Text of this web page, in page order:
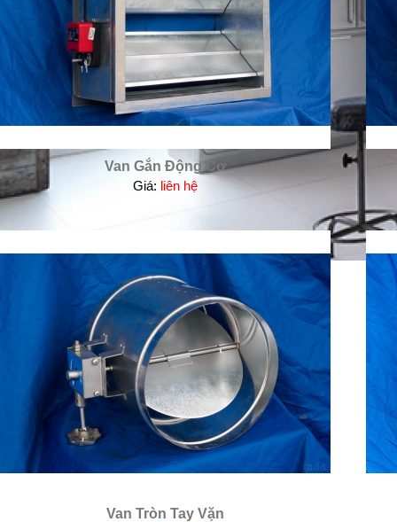
Van Gắn Động Cơ
Giá: liên hệ
Van Tròn Tay Vặn